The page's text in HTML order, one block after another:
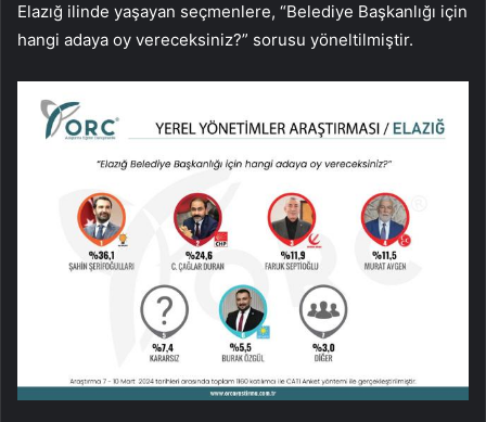
Elazığ ilinde yaşayan seçmenlere, “Belediye Başkanlığı için
hangi adaya oy vereceksiniz?” sorusu yöneltilmiştir.